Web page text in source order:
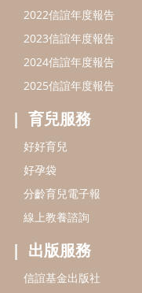
2022信誼年度報告
2023信誼年度報告
2024信誼年度報告
2025信誼年度報告
育兒服務
好好育兒
好孕袋
分齡育兒電子報
線上教養諮詢
出版服務
信誼基金出版社